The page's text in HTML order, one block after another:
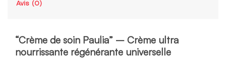
Avis (0)
“Crème de soin Paulia” – Crème ultra
nourrissante régénérante universelle